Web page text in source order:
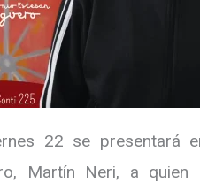
22 se presentará
Martín Neri, a quien